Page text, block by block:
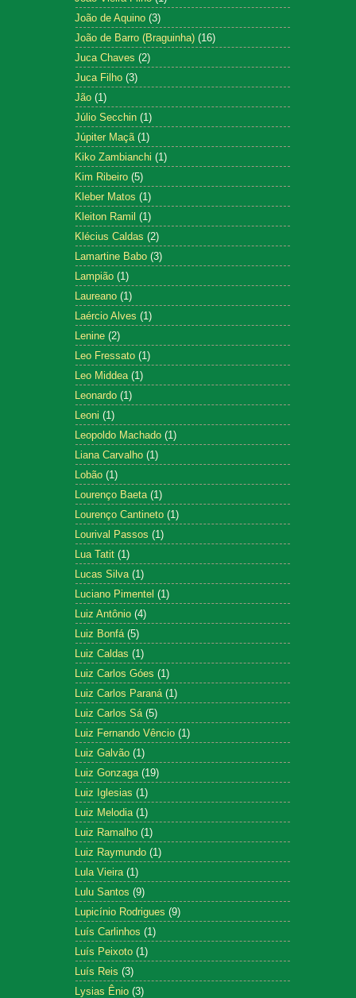
João de Aquino (3)
João de Barro (Braguinha) (16)
Juca Chaves (2)
Juca Filho (3)
Jão (1)
Júlio Secchin (1)
Júpiter Maçã (1)
Kiko Zambianchi (1)
Kim Ribeiro (5)
Kleber Matos (1)
Kleiton Ramil (1)
Klécius Caldas (2)
Lamartine Babo (3)
Lampião (1)
Laureano (1)
Laércio Alves (1)
Lenine (2)
Leo Fressato (1)
Leo Middea (1)
Leonardo (1)
Leoni (1)
Leopoldo Machado (1)
Liana Carvalho (1)
Lobão (1)
Lourenço Baeta (1)
Lourenço Cantineto (1)
Lourival Passos (1)
Lua Tatit (1)
Lucas Silva (1)
Luciano Pimentel (1)
Luiz Antônio (4)
Luiz Bonfá (5)
Luiz Caldas (1)
Luiz Carlos Góes (1)
Luiz Carlos Paraná (1)
Luiz Carlos Sá (5)
Luiz Fernando Vêncio (1)
Luiz Galvão (1)
Luiz Gonzaga (19)
Luiz Iglesias (1)
Luiz Melodia (1)
Luiz Ramalho (1)
Luiz Raymundo (1)
Lula Vieira (1)
Lulu Santos (9)
Lupicínio Rodrigues (9)
Luís Carlinhos (1)
Luís Peixoto (1)
Luís Reis (3)
Lysias Ênio (3)